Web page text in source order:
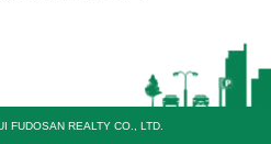
FUDOSAN REALTY CO., LTD.